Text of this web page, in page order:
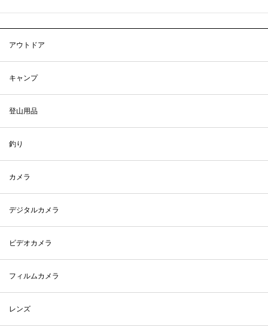
アウトドア
キャンプ
登山用品
釣り
カメラ
デジタルカメラ
ビデオカメラ
フィルムカメラ
レンズ